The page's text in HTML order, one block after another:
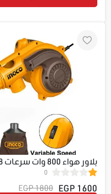
بلاور هواء 800 وات سرعات AB8038
0
1600 EGP
1800 EGP